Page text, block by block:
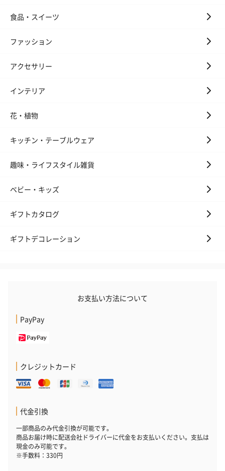
食品・スイーツ
ファッション
アクセサリー
インテリア
花・植物
キッチン・テーブルウェア
趣味・ライフスタイル雑貨
ベビー・キッズ
ギフトカタログ
ギフトデコレーション
お支払い方法について
PayPay
クレジットカード
代金引換
一部商品のみ代金引換が可能です。
商品お届け時に配送会社ドライバーに代金をお支払いください。支払は
現金のみ可能です。
※手数料：330円